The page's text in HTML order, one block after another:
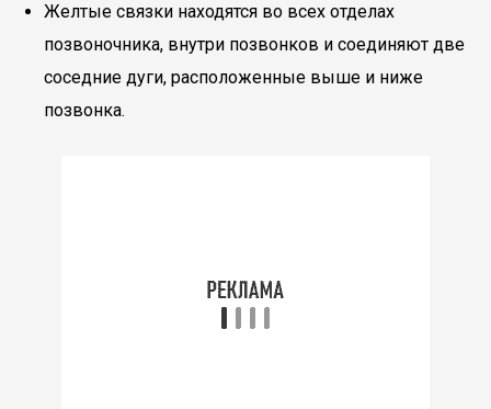
Желтые связки находятся во всех отделах
позвоночника, внутри позвонков и соединяют две
соседние дуги, расположенные выше и ниже
позвонка.